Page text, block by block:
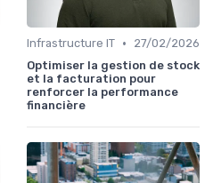
Infrastructure IT •
27/02/2026
Optimiser la gestion de stock
et la facturation pour
renforcer la performance
financière